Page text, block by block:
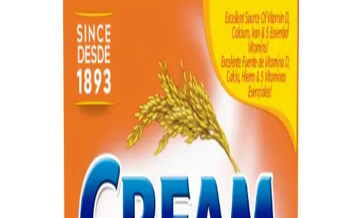
Magic Meat, mantar çorbası, köfte ve pirinçten oluşan, Amerika'nın
orta batı ve kuzeydoğusunda popüler olan geleneksel bir aile
yemeğidir. Ekonomik ve kolay hazırlanabilir yapısıyla konfor sunar.
Pirinç ve Fasulye: Ekonomik, Besleyici ve Çok
Yönlü Yemek Hazırlama Yöntemleri
Pirinç ve fasulye, yüksek protein ve lif içeriğiyle ekonomik ve
besleyici bir yemek sunar. Farklı kültürlerde çeşitlendirilerek pratik
ve doyurucu öğünler hazırlanabilir.
Limon Biberli Tereyağlı Balık ve Köri Soslu Pirinç
Tarifinin Detaylı Hazırlık Rehberi